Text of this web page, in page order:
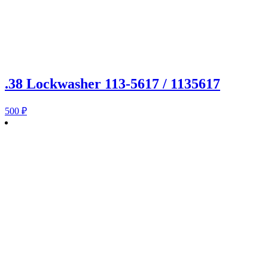
.38 Lockwasher 113-5617 / 1135617
500 ₽